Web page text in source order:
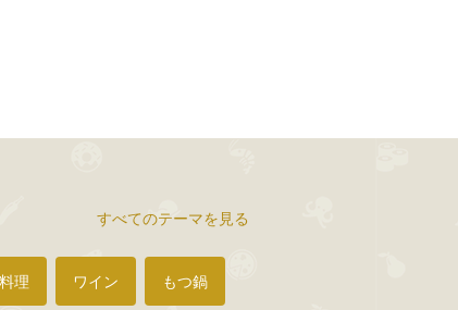
すべてのテーマを見る
理 ワイン もつ鍋